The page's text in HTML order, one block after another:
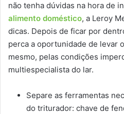
não tenha dúvidas na hora de
alimento doméstico, a Leroy
dicas. Depois de ficar por
perca a oportunidade de levar
mesmo, pelas condições
multiespecialista do lar.
Separe as ferramentas
do triturador: chave de